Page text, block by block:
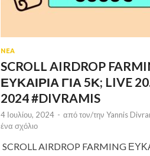
ΝΕΑ
SCROLL AIRDROP
ΕΥΚΑΙΡΙΑ ΓΙΑ 5Κ; LIVE
2024 #DIVRAMIS
4 Ιουλίου, 2024 - από τον/την Yannis
ένα σχόλιο
SCROLL AIRDROP FARMING